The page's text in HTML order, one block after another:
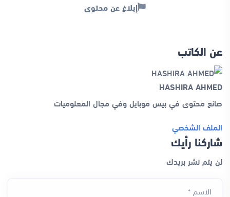
إبلاغ عن محتوى
عن الكاتب
HASHIRA AHMED
صانع محتوى في بيس موبايل وفي مجال المعلوميات
الملف الشخصي
شاركنا رأيك
لن يتم نشر بريدك
الاسم *